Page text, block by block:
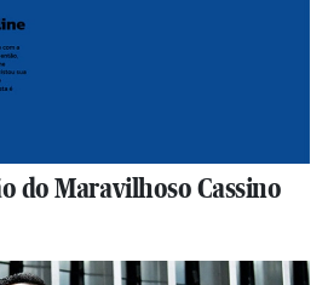
do Maravilhoso Cassino